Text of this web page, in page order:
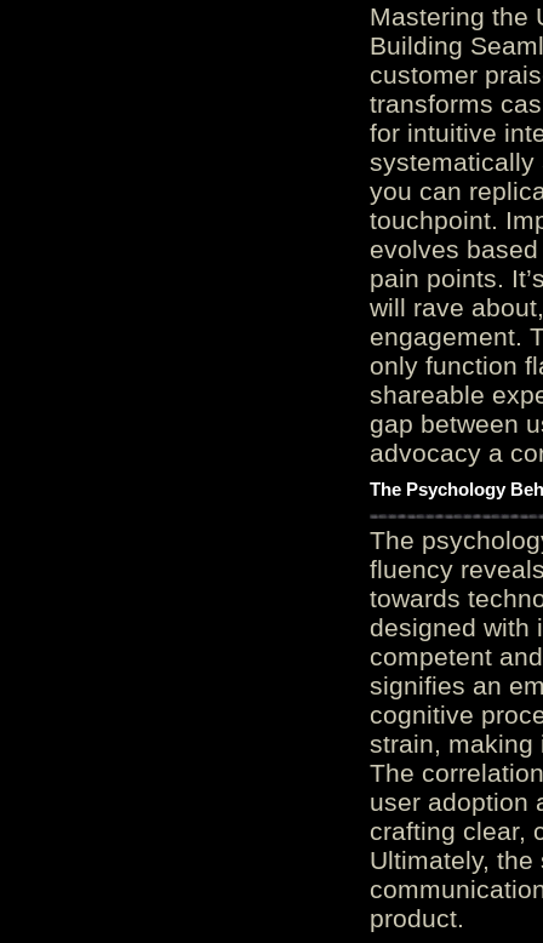
Mastering the
Building
customer
transforms
for intuitive
systematically
you can
touchpoint.
evolves
pain points.
will rave
engagement.
only function
shareable
gap between
advocacy a
The Psychology
The
fluency
towards
designed with
competent
signifies an
cognitive
strain, making
The
user adoption
crafting clear,
Ultimately,
product.